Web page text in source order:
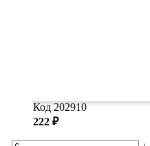
Код 202910
222 ₽